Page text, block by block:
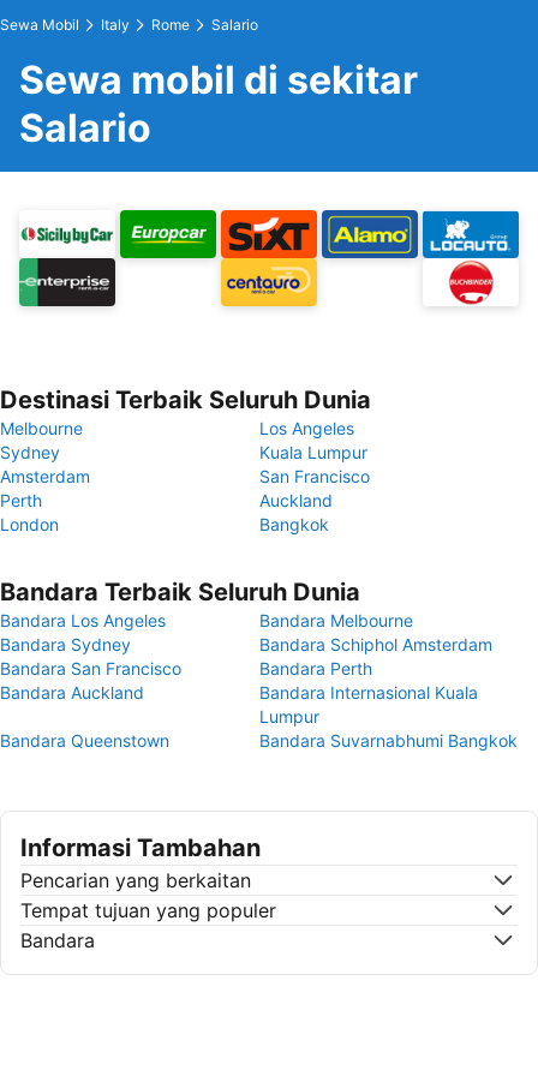
Sewa Mobil Italy Rome Salario
Sewa mobil di sekitar
Salario
Destinasi Terbaik Seluruh Dunia
Melbourne
Los Angeles
Sydney
Kuala Lumpur
Amsterdam
San Francisco
Perth
Auckland
London
Bangkok
Bandara Terbaik Seluruh Dunia
Bandara Los Angeles
Bandara Melbourne
Bandara Sydney
Bandara Schiphol Amsterdam
Bandara San Francisco
Bandara Perth
Bandara Auckland
Bandara Internasional Kuala
Lumpur
Bandara Queenstown
Bandara Suvarnabhumi Bangkok
Informasi Tambahan
Pencarian yang berkaitan
Tempat tujuan yang populer
Bandara